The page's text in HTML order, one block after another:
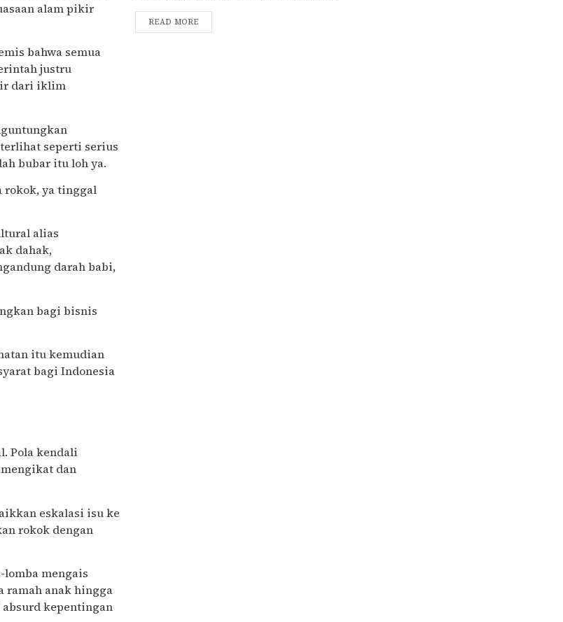
alam pikir
bahwa semua
justru
dari iklim
seperti serius
bubar itu loh ya.
rokok, ya tinggal
alias
dahak,
darah babi,
bagi bisnis
itu kemudian
bagi Indonesia
Pola kendali
dan
eskalasi isu ke
rokok dengan
lomba mengais
ramah anak hingga
kepentingan
READ MORE